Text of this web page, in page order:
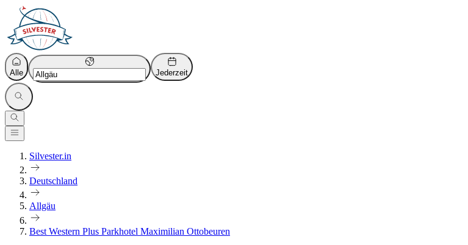
Alle Jederzeit
Silvester.in
Deutschland
Allgäu
Best Western Plus Parkhotel Maximilian Ottobeuren